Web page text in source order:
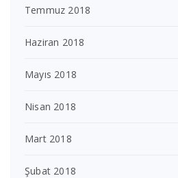
Temmuz 2018
Haziran 2018
Mayıs 2018
Nisan 2018
Mart 2018
Şubat 2018